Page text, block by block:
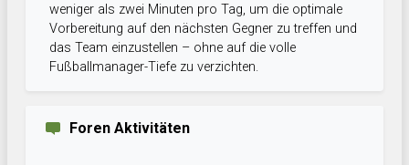
weniger als zwei Minuten pro Tag, um die optimale
Vorbereitung auf den nächsten Gegner zu treffen und
das Team einzustellen – ohne auf die volle
Fußballmanager-Tiefe zu verzichten.
Foren Aktivitäten